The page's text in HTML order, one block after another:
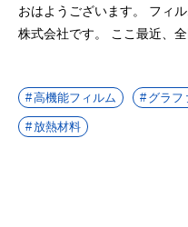
おはようございます。 フィ
株式会社です。 ここ最近、全
高機能フィルム グラフ
放熱材料